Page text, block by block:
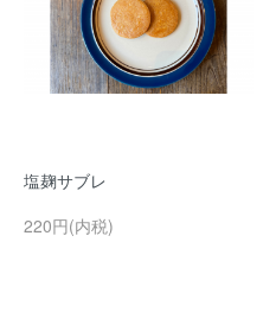
塩麹サブレ
220円(内税)